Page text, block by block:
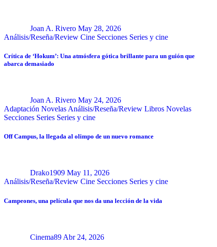
Joan A. Rivero May 28, 2026
Análisis/Reseña/Review Cine Secciones Series y cine
Crítica de ‘Hokum’: Una atmósfera gótica brillante para un guión que
abarca demasiado
Joan A. Rivero May 24, 2026
Adaptación Novelas Análisis/Reseña/Review Libros Novelas
Secciones Series Series y cine
Off Campus, la llegada al olimpo de un nuevo romance
Drako1909 May 11, 2026
Análisis/Reseña/Review Cine Secciones Series y cine
Campeones, una película que nos da una lección de la vida
Cinema89 Abr 24, 2026